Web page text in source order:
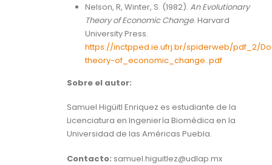
Nelson, R, Winter, S. (1982). An Evolutionary
Theory of Economic Change. Harvard
University Press.
https://inctpped.ie.ufrj.br/spiderweb/pdf_2/
theory-of_economic_change..pdf
Sobre el autor:
Samuel Higüitl Enriquez es estudiante de la
Licenciatura en Ingeniería Biomédica en la
Universidad de las Américas Puebla.
Contacto: samuel.higuitlez@udlap.mx